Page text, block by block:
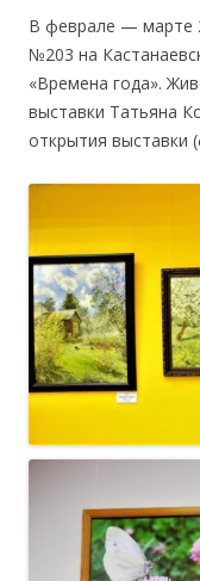
В феврале — марте
№203 на
«Времена года».
выставки Татьяна
открытия выставки